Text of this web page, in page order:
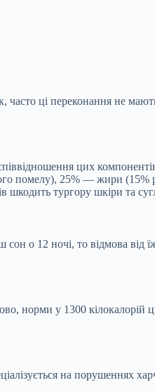
ці переконання не
цих
помелу), 25% — жири
шкодить тургору шкіри та
о 12 ночі, то відмова від
норми у 1300 кілокалорій
на порушеннях